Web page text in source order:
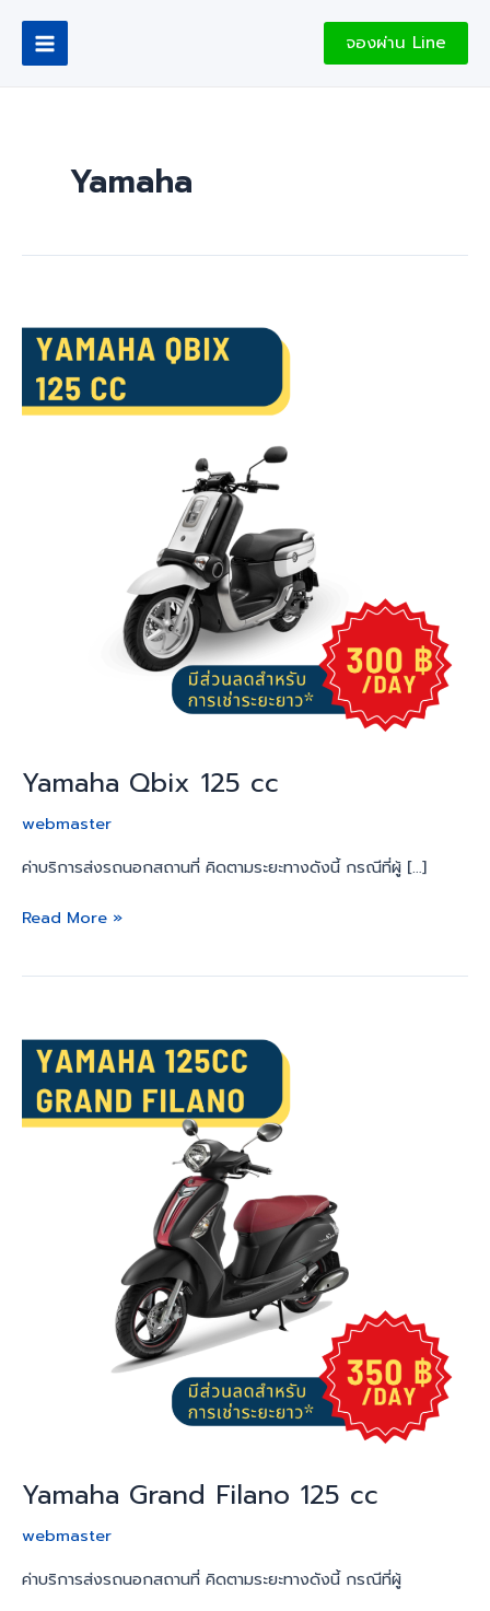
content
Main
Menu
จองผ่าน Line
Yamaha
Yamaha Qbix 125 cc
webmaster
ค่าบริการส่งรถนอกสถานที่ คิดตามระยะทางดังนี้ กรณีที่ผู้ […]
Qbix
125
cc
Read More »
Yamaha Grand Filano 125 cc
webmaster
ค่าบริการส่งรถนอกสถานที่ คิดตามระยะทางดังนี้ กรณีที่ผู้
Grand
Filano
125
cc